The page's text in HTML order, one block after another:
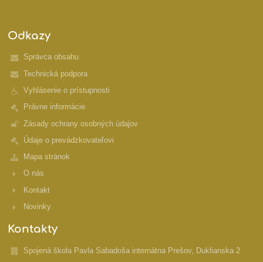
Odkazy
Správca obsahu
Technická podpora
Vyhlásenie o prístupnosti
Právne informácie
Zásady ochrany osobných údajov
Údaje o prevádzkovateľovi
Mapa stránok
O nás
Kontakt
Novinky
Kontakty
Spojená škola Pavla Sabadoša internátna Prešov, Duklianska 2